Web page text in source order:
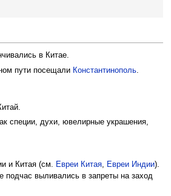
в Китае.
пути посещали Константинополь.
специи, духи, ювелирные украшения,
и Китая (см. Евреи Китая, Евреи Индии).
подчас выливались в запреты на заход